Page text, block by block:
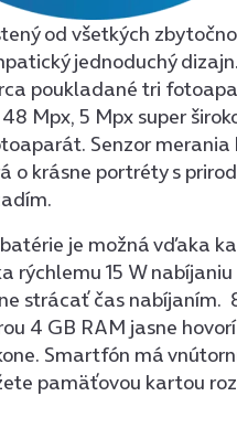
od všetkých
jednoduchý
poukladané tri
Mpx, 5 Mpx super
Senzor merania
o krásne portréty s
je možná vďaka
rýchlemu 15 W nabíjaniu
strácať čas nabíjaním.
4 GB RAM jasne hovorí
Smartfón má
pamäťovou kartou